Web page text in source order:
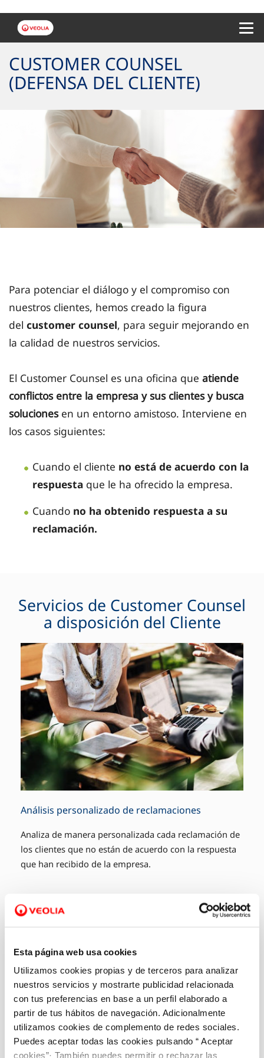
Esta página web usa cookies
Utilizamos cookies propias y de terceros para analizar
nuestros servicios y mostrarte publicidad relacionada
con tus preferencias en base a un perfil elaborado a
partir de tus hábitos de navegación. Adicionalmente
utilizamos cookies de complemento de redes sociales.
Puedes aceptar todas las cookies pulsando “ Aceptar
cookies”· También puedes permitir o rechazar las
CUSTOMER COUNSEL
(DEFENSA DEL CLIENTE)
Para potenciar el diálogo y el compromiso con
nuestros clientes, hemos creado la figura
del customer counsel, para seguir mejorando en
la calidad de nuestros servicios.
El Customer Counsel es una oficina que atiende
conflictos entre la empresa y sus clientes y busca
soluciones en un entorno amistoso. Interviene en
los casos siguientes:
Cuando el cliente no está de acuerdo con la
respuesta que le ha ofrecido la empresa.
Cuando no ha obtenido respuesta a su
reclamación.
Servicios de Customer Counsel
a disposición del Cliente
Análisis personalizado de reclamaciones
Analiza de manera personalizada cada reclamación de
los clientes que no están de acuerdo con la respuesta
que han recibido de la empresa.